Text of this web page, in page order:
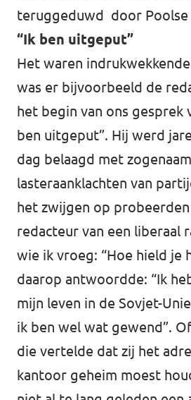
teruggeduwd door Poolse
“Ik ben uitgeput”
Het waren
was er bijvoorbeeld de
het begin van ons gesprek
ben uitgeput”. Hij werd
dag belaagd met
lasteraanklachten van
het zwijgen op
redacteur van een liberaal
wie ik vroeg: “Hoe hield je
daarop antwoordde: “Ik
mijn leven in de Sovjet-
ik ben wel wat gewend”.
die vertelde dat zij het
kantoor geheim moest